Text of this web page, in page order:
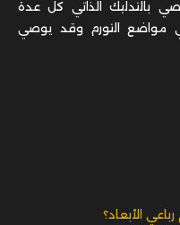
بالتدليك الذاتي كل عدة
مواضع التورم وقد يوصي
الأبعاد؟